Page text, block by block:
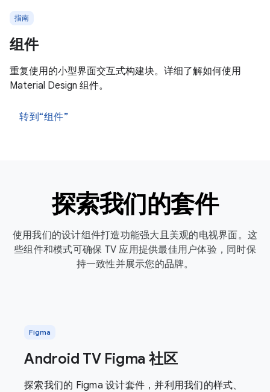
指南
组件
重复使用的小型界面交互式构建块。详细了解如何使用
Material Design 组件。
转到“组件”
探索我们的套件
使用我们的设计组件打造功能强大且美观的电视界面。这
些组件和模式可确保 TV 应用提供最佳用户体验，同时保
持一致性并展示您的品牌。
Figma
Android TV Figma 社区
探索我们的 Figma 设计套件，并利用我们的样式、